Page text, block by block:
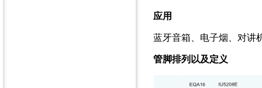
应用
蓝牙音箱、电子烟、对讲
管脚排列以及定义